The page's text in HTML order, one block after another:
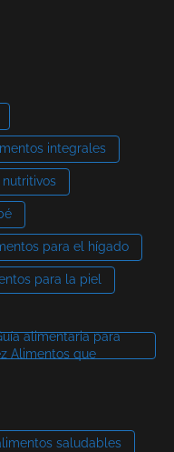
integrales
para el hígado
para la piel
alimentaria para
Alimentos que
saludables